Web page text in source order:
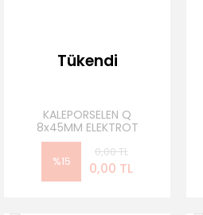
Tükendi
KALEPORSELEN Q
8x45MM ELEKTROT
%15
0,00 TL
0,00 TL